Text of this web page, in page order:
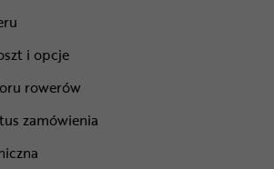
i opcje
rowerów
zamówienia